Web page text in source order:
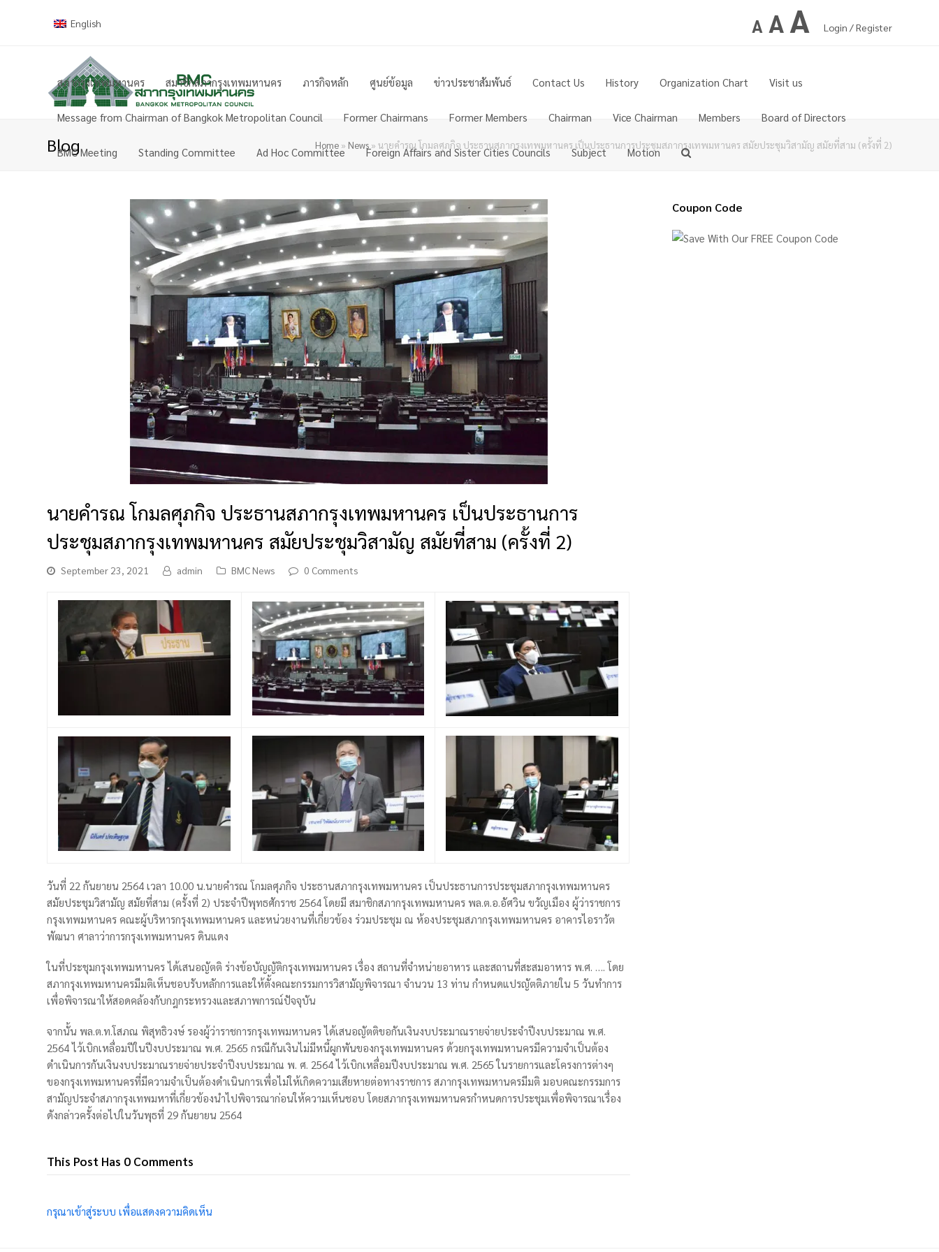
English A Decrease
font
A Reset
font
AIncrease
font
Login / Register
สภากรุงเทพมหานคร สมาชิกสภากรุงเทพมหานคร ภารกิจหลัก ศูนย์ข้อมูล ข่าวประชาสัมพันธ์ Contact Us History Organization Chart Visit us
Message from Chairman of Bangkok Metropolitan Council Former Chairmans Former Members Chairman Vice Chairman Members Board of Directors
BMC Meeting Standing Committee Ad Hoc Committee Foreign Affairs and Sister Cities Councils Subject Motion
Blog Home» News» นายคำรณ โกมลศุภกิจ ประธานสภากรุงเทพมหานคร เป็นประธานการประชุมสภากรุงเทพมหานคร สมัยประชุมวิสามัญ สมัยที่สาม (ครั้งที่ 2)
นายคำรณ โกมลศุภกิจ ประธานสภากรุงเทพมหานคร เป็นประธานการ
ประชุมสภากรุงเทพมหานคร สมัยประชุมวิสามัญ สมัยที่สาม (ครั้งที่ 2)
September 23, 2021 admin BMC News 0 Comments
วันที่ 22 กันยายน 2564 เวลา 10.00 น.นายคำรณ โกมลศุภกิจ ประธานสภากรุงเทพมหานคร เป็นประธานการประชุมสภากรุงเทพมหานคร
สมัยประชุมวิสามัญ สมัยที่สาม (ครั้งที่ 2) ประจำปีพุทธศักราช 2564 โดยมี สมาชิกสภากรุงเทพมหานคร พล.ต.อ.อัศวิน ขวัญเมือง ผู้ว่าราชการ
กรุงเทพมหานคร คณะผู้บริหารกรุงเทพมหานคร และหน่วยงานที่เกี่ยวข้อง ร่วมประชุม ณ ห้องประชุมสภากรุงเทพมหานคร อาคารไอราวัต
พัฒนา ศาลาว่าการกรุงเทพมหานคร ดินแดง
ในที่ประชุมกรุงเทพมหานคร ได้เสนอญัตติ ร่างข้อบัญญัติกรุงเทพมหานคร เรื่อง สถานที่จำหน่ายอาหาร และสถานที่สะสมอาหาร พ.ศ. …. โดย
สภากรุงเทพมหานครมีมติเห็นชอบรับหลักการและให้ตั้งคณะกรรมการวิสามัญพิจารณา จำนวน 13 ท่าน กำหนดแปรญัตติภายใน 5 วันทำการ
เพื่อพิจารณาให้สอดคล้องกับกฎกระทรวงและสภาพการณ์ปัจจุบัน
จากนั้น พล.ต.ท.โสภณ พิสุทธิวงษ์ รองผู้ว่าราชการกรุงเทพมหานคร ได้เสนอญัตติขอกันเงินงบประมาณรายจ่ายประจำปีงบประมาณ พ.ศ.
2564 ไว้เบิกเหลื่อมปีในปีงบประมาณ พ.ศ. 2565 กรณีกันเงินไม่มีหนี้ผูกพันของกรุงเทพมหานคร ด้วยกรุงเทพมหานครมีความจำเป็นต้อง
ดำเนินการกันเงินงบประมาณรายจ่ายประจำปีงบประมาณ พ. ศ. 2564 ไว้เบิกเหลื่อมปีงบประมาณ พ.ศ. 2565 ในรายการและโครงการต่างๆ
ของกรุงเทพมหานครที่มีความจำเป็นต้องดำเนินการเพื่อไม่ให้เกิดความเสียหายต่อทางราชการ สภากรุงเทพมหานครมีมติ มอบคณะกรรมการ
สามัญประจำสภากรุงเทพมหาที่เกี่ยวข้องนำไปพิจารณาก่อนให้ความเห็นชอบ โดยสภากรุงเทพมหานครกำหนดการประชุมเพื่อพิจารณาเรื่อง
ดังกล่าวครั้งต่อไปในวันพุธที่ 29 กันยายน 2564
This Post Has 0 Comments
กรุณาเข้าสู่ระบบ เพื่อแสดงความคิดเห็น
Coupon Code